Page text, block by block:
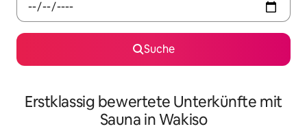
Suche
Erstklassig bewertete Unterkünfte mit
Sauna in Wakiso